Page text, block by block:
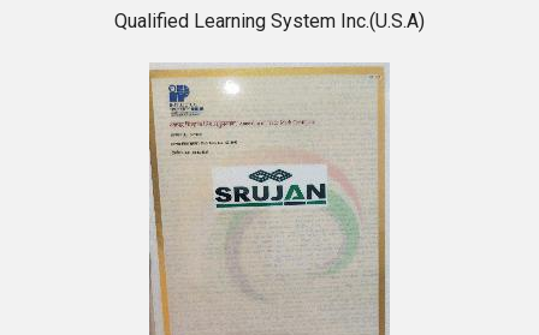
Qualified Learning System Inc.(U.S.A)